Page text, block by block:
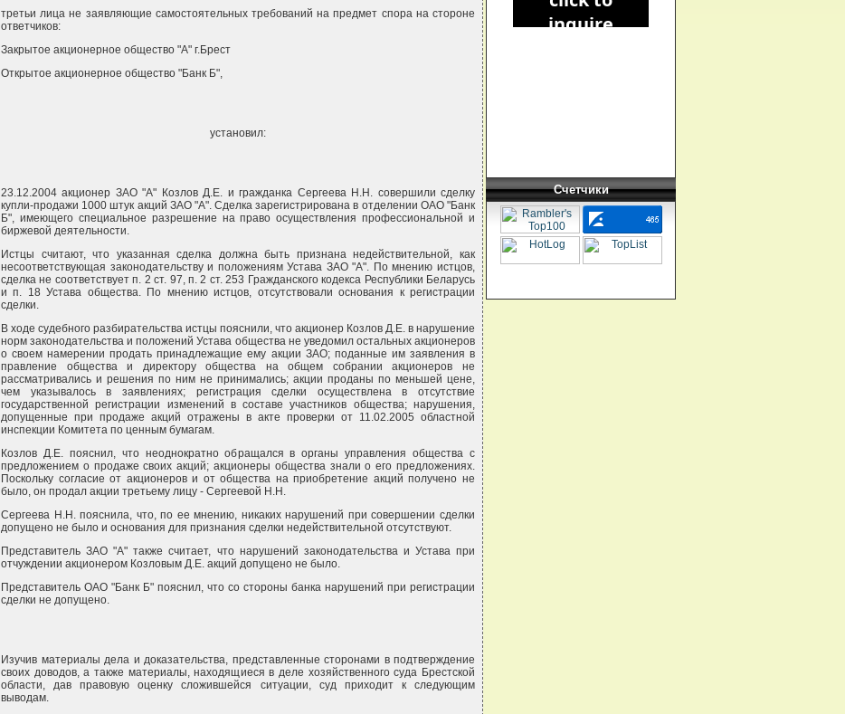
третьи лица не заявляющие самостоятельных требований на предмет спора на стороне
ответчиков:
Закрытое акционерное общество "А" г.Брест
Открытое акционерное общество "Банк Б",
установил:
23.12.2004 акционер ЗАО "А" Козлов Д.Е. и гражданка Сергеева Н.Н. совершили сделку
купли-продажи 1000 штук акций ЗАО "А". Сделка зарегистрирована в отделении ОАО "Банк
Б", имеющего специальное разрешение на право осуществления профессиональной и
биржевой деятельности.
Истцы считают, что указанная сделка должна быть признана недействительной, как
несоответствующая законодательству и положениям Устава ЗАО "А". По мнению истцов,
сделка не соответствует п. 2 ст. 97, п. 2 ст. 253 Гражданского кодекса Республики Беларусь
и п. 18 Устава общества. По мнению истцов, отсутствовали основания к регистрации
сделки.
В ходе судебного разбирательства истцы пояснили, что акционер Козлов Д.Е. в нарушение
норм законодательства и положений Устава общества не уведомил остальных акционеров
о своем намерении продать принадлежащие ему акции ЗАО; поданные им заявления в
правление общества и директору общества на общем собрании акционеров не
рассматривались и решения по ним не принимались; акции проданы по меньшей цене,
чем указывалось в заявлениях; регистрация сделки осуществлена в отсутствие
государственной регистрации изменений в составе участников общества; нарушения,
допущенные при продаже акций отражены в акте проверки от 11.02.2005 областной
инспекции Комитета по ценным бумагам.
Козлов Д.Е. пояснил, что неоднократно обращался в органы управления общества с
предложением о продаже своих акций; акционеры общества знали о его предложениях.
Поскольку согласие от акционеров и от общества на приобретение акций получено не
было, он продал акции третьему лицу - Сергеевой Н.Н.
Сергеева Н.Н. пояснила, что, по ее мнению, никаких нарушений при совершении сделки
допущено не было и основания для признания сделки недействительной отсутствуют.
Представитель ЗАО "А" также считает, что нарушений законодательства и Устава при
отчуждении акционером Козловым Д.Е. акций допущено не было.
Представитель ОАО "Банк Б" пояснил, что со стороны банка нарушений при регистрации
сделки не допущено.
Изучив материалы дела и доказательства, представленные сторонами в подтверждение
своих доводов, а также материалы, находящиеся в деле хозяйственного суда Брестской
области, дав правовую оценку сложившейся ситуации, суд приходит к следующим
выводам.
Счетчики